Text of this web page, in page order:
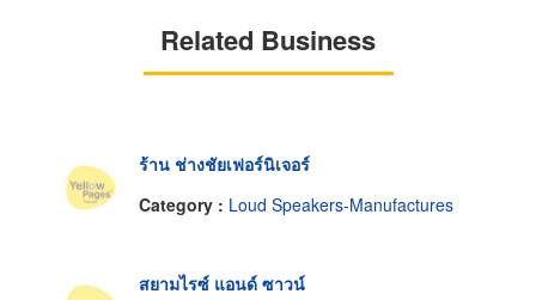
Related Business
ร้าน ช่างชัยเฟอร์นิเจอร์
Category : Loud Speakers-Manufactures
สยามไรซ์ แอนด์ ซาวน์